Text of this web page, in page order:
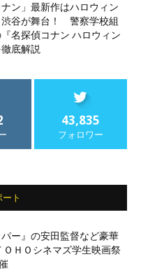
ン」最新作はハロウィン
渋谷が舞台！ 警察学校組
名探偵コナン ハロウィン
底解説
43,835
フォロワー
ト
パー』の安田監督など豪華
ＯＨＯシネマズ学生映画祭